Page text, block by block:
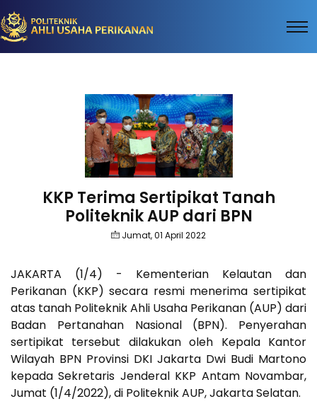
KKP Terima Sertipikat Tanah
Politeknik AUP dari BPN
Jumat, 01 April 2022
JAKARTA (1/4) - Kementerian Kelautan dan
Perikanan (KKP) secara resmi menerima sertipikat
atas tanah Politeknik Ahli Usaha Perikanan (AUP) dari
Badan Pertanahan Nasional (BPN). Penyerahan
sertipikat tersebut dilakukan oleh Kepala Kantor
Wilayah BPN Provinsi DKI Jakarta Dwi Budi Martono
kepada Sekretaris Jenderal KKP Antam Novambar,
Jumat (1/4/2022), di Politeknik AUP, Jakarta Selatan.